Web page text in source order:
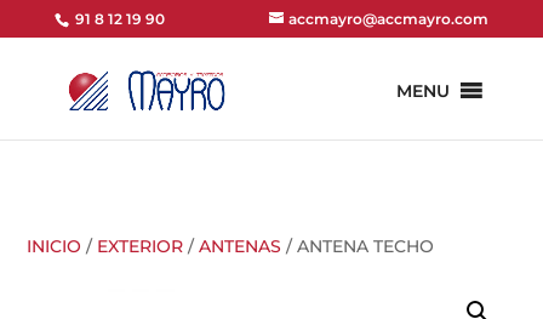
91 8 12 19 90 accmayro@accmayro.com
MENU
INICIO / EXTERIOR /ANTENAS / ANTENA TECHO